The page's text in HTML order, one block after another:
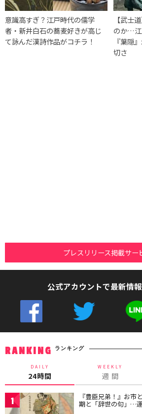
意識高すぎ？江戸時代の儒学
者・新井白石の蕎麦好きが高じ
て詠んだ漢詩作品がコチラ！
【武士
のか…江
『葉隠
切さ
プレスリリース掲載サー
公式アカウントで最新情報
RANKING ランキング
DAILY
24時間
WEEKLY
週 間
1 『豊臣兄弟！』お市
期と「辞世の句」…